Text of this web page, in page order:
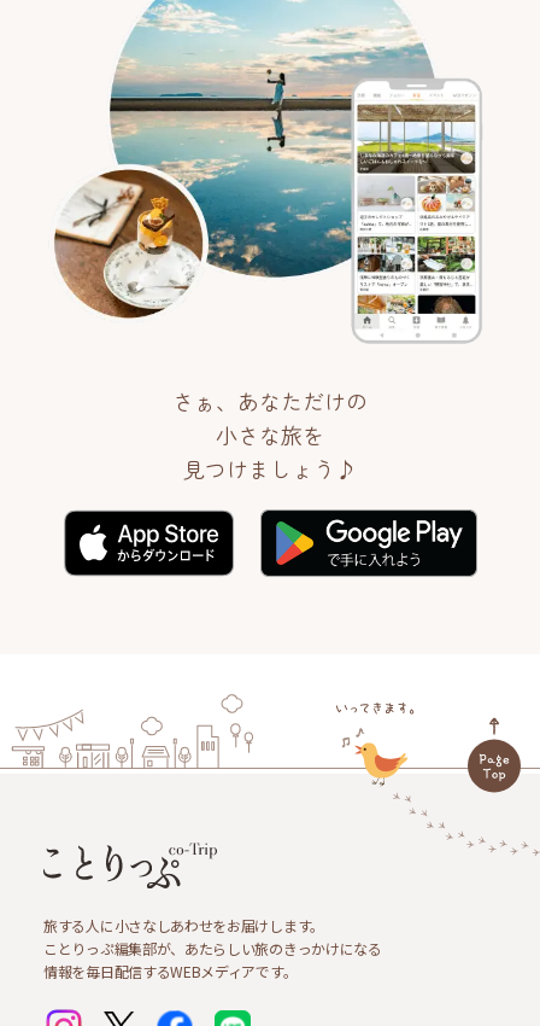
さぁ、あなただけの
小さな旅を
見つけましょう♪
旅する人に小さなしあわせをお届けします。
ことりっぷ編集部が、あたらしい旅のきっかけになる
情報を毎日配信するWEBメディアです。